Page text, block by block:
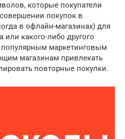
которые покупатели
покупок в
в офлайн-магазинах) для
или какого-либо другого
маркетинговым
магазинам привлекать
повторные покупки.